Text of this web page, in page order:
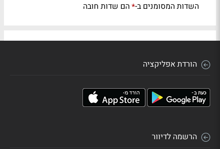
השדות המסומנים ב-*הם שדות חובה
הורדת אפליקציה
הרשמה לדיוור